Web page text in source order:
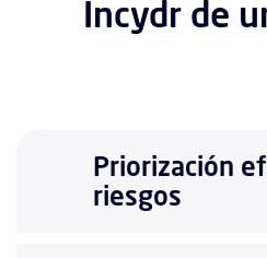
Incydr de
Priorización
riesgos